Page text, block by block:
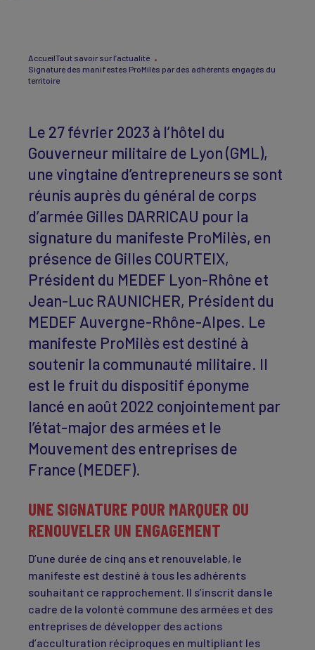
AccueilTout savoir sur l’actualité
Signature des manifestes ProMilès par des adhérents engagés du
territoire
Le 27 février 2023 à l’hôtel du
Gouverneur militaire de Lyon (GML),
une vingtaine d’entrepreneurs se sont
réunis auprès du général de corps
d’armée Gilles DARRICAU pour la
signature du manifeste ProMilès, en
présence de Gilles COURTEIX,
Président du MEDEF Lyon-Rhône et
Jean-Luc RAUNICHER, Président du
MEDEF Auvergne-Rhône-Alpes. Le
manifeste ProMilès est destiné à
soutenir la communauté militaire. Il
est le fruit du dispositif éponyme
lancé en août 2022 conjointement par
l’état-major des armées et le
Mouvement des entreprises de
France (MEDEF).
UNE SIGNATURE POUR MARQUER OU
RENOUVELER UN ENGAGEMENT
D’une durée de cinq ans et renouvelable, le
manifeste est destiné à tous les adhérents
souhaitant ce rapprochement. Il s’inscrit dans le
cadre de la volonté commune des armées et des
entreprises de développer des actions
d’acculturation réciproques en multipliant les